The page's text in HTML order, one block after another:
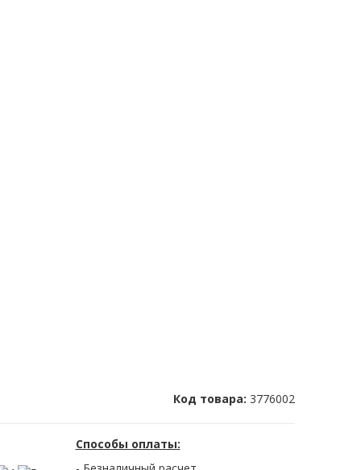
Код товара: 3776002
Способы оплаты: